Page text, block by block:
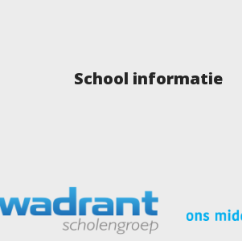
School informatie